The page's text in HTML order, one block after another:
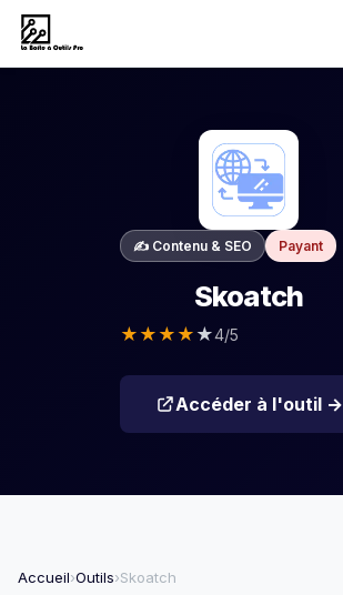
✍️ Contenu & SEO Payant
Skoatch
★ ★ ★ ★ ★4/5
Accéder à l'outil →
Accueil›Outils›Skoatch